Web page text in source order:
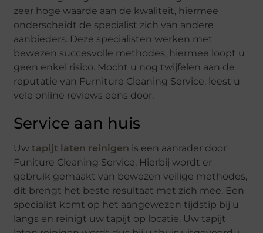
zeer hoge waarde aan de kwaliteit, hiermee
onderscheidt de specialist zich van andere
aanbieders. Deze specialisten werken met
bewezen succesvolle methodes, hiermee loopt u
geen enkel risico. Mocht u nog twijfelen aan de
reputatie van Furniture Cleaning Service, leest u
vele online reviews eens door.
Service aan huis
Uwtapijt laten reinigen is een aanrader door
Funiture Cleaning Service. Hierbij wordt er
gebruik gemaakt van bewezen veilige methodes,
dit brengt het beste resultaat met zich mee. Een
specialist komt op het aangewezen tijdstip bij u
langs en reinigt uw tapijt op locatie. Uw tapijt